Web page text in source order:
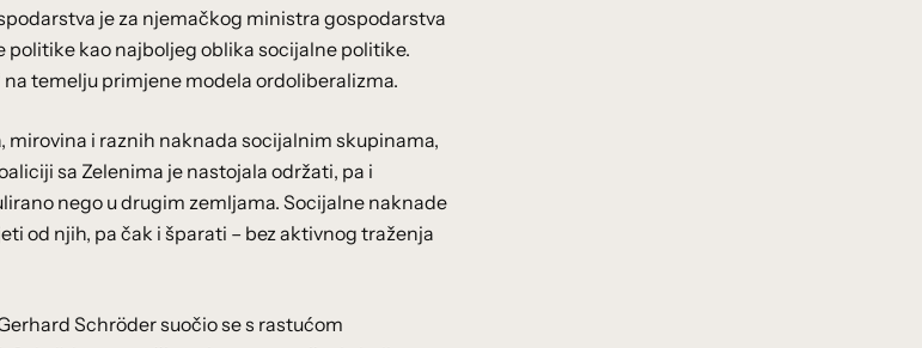
je za njemačkog ministra gospodarstva
kao najboljeg oblika socijalne politike.
temelju primjene modela ordoliberalizma.
i raznih naknada socijalnim skupinama,
sa Zelenima je nastojala održati, pa i
nego u drugim zemljama. Socijalne naknade
od njih, pa čak i šparati – bez aktivnog traženja
Schröder suočio se s rastućom